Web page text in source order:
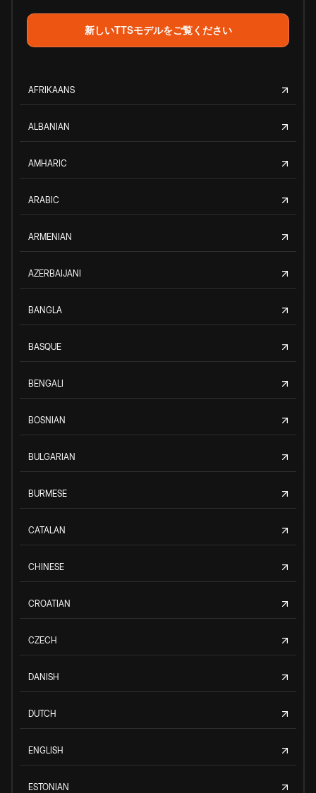
新しいTTSモデルをご覧ください
AFRIKAANS
ALBANIAN
AMHARIC
ARABIC
ARMENIAN
AZERBAIJANI
BANGLA
BASQUE
BENGALI
BOSNIAN
BULGARIAN
BURMESE
CATALAN
CHINESE
CROATIAN
CZECH
DANISH
DUTCH
ENGLISH
ESTONIAN